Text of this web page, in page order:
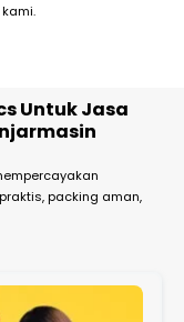
Untuk Jasa
packing aman,